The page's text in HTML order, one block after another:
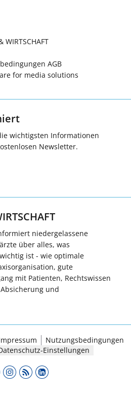
AGB
for media solutions
wichtigsten Informationen
Newsletter.
niedergelassene
über alles, was
ist - wie optimale
gute
mit Patienten, Rechtswissen
und
Nutzungsbedingungen
Einstellungen